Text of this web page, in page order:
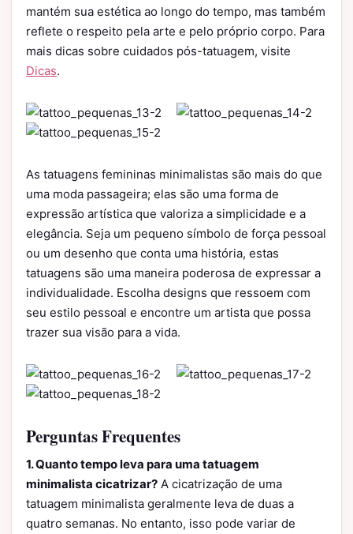
mantém sua estética ao longo do tempo, mas também
reflete o respeito pela arte e pelo próprio corpo. Para
mais dicas sobre cuidados pós-tatuagem, visite
Dicas.
As tatuagens femininas minimalistas são mais do que
uma moda passageira; elas são uma forma de
expressão artística que valoriza a simplicidade e a
elegância. Seja um pequeno símbolo de força pessoal
ou um desenho que conta uma história, estas
tatuagens são uma maneira poderosa de expressar a
individualidade. Escolha designs que ressoem com
seu estilo pessoal e encontre um artista que possa
trazer sua visão para a vida.
Perguntas Frequentes
1. Quanto tempo leva para uma tatuagem
minimalista cicatrizar? A cicatrização de uma
tatuagem minimalista geralmente leva de duas a
quatro semanas. No entanto, isso pode variar de